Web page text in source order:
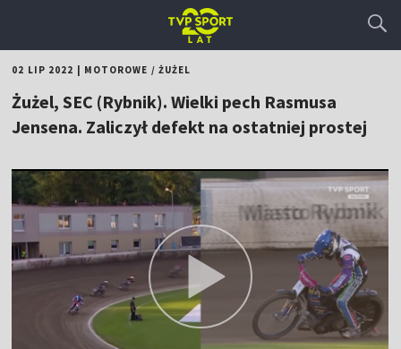
02 LIP 2022 MOTOROWE / ŻUŻEL
Żużel, SEC (Rybnik). Wielki pech Rasmusa
Jensena. Zaliczył defekt na ostatniej prostej